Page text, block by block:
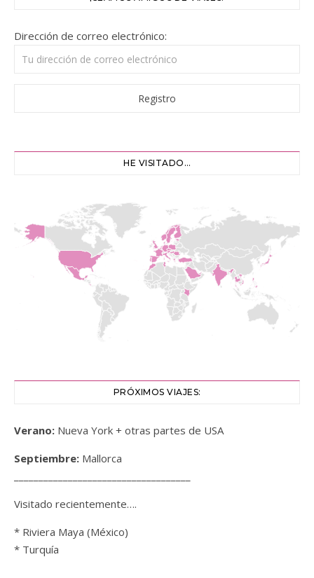
Dirección de correo electrónico:
HE VISITADO…
PRÓXIMOS VIAJES:
Verano: Nueva York + otras partes de USA
Septiembre: Mallorca
Visitado recientemente….
* Riviera Maya (México)
* Turquía